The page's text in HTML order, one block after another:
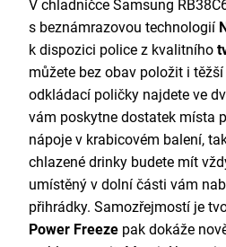
V chladničce Samsung
s beznámrazovou technologií
k dispozici police z kvalitního
můžete bez obav položit i
odkládací poličky najdete ve
vám poskytne dostatek místa
nápoje v krabicovém balení,
chlazené drinky budete mít
umístěný v dolní části vám
přihrádky. Samozřejmostí je
Power Freeze pak dokáže